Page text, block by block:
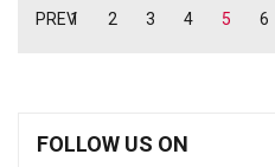
PREV
1 2 3 4 5 6
FOLLOW US ON